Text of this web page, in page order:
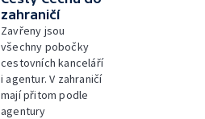
zahraničí
Zavřeny jsou
všechny pobočky
cestovních kanceláří
i agentur. V zahraničí
mají přitom podle
agentury